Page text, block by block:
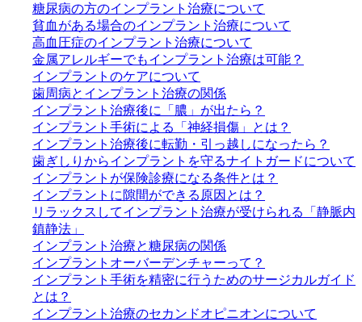
糖尿病の方のインプラント治療について
貧血がある場合のインプラント治療について
高血圧症のインプラント治療について
金属アレルギーでもインプラント治療は可能？
インプラントのケアについて
歯周病とインプラント治療の関係
インプラント治療後に「膿」が出たら？
インプラント手術による「神経損傷」とは？
インプラント治療後に転勤・引っ越しになったら？
歯ぎしりからインプラントを守るナイトガードについて
インプラントが保険診療になる条件とは？
インプラントに隙間ができる原因とは？
リラックスしてインプラント治療が受けられる「静脈内
鎮静法」
インプラント治療と糖尿病の関係
インプラントオーバーデンチャーって？
インプラント手術を精密に行うためのサージカルガイド
とは？
インプラント治療のセカンドオピニオンについて